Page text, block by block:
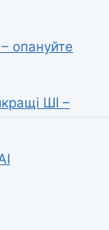
опануйте
ШІ –